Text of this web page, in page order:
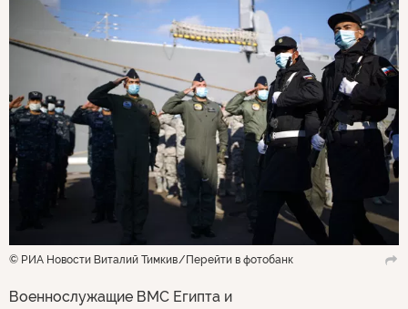
© РИА Новости Виталий Тимкив Перейти в фотобанк
Военнослужащие ВМС Египта и